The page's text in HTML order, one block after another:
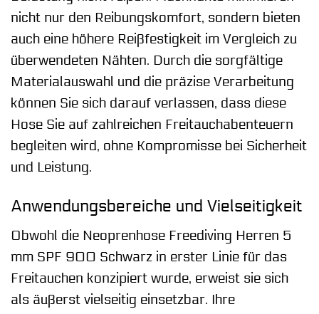
nicht nur den Reibungskomfort, sondern bieten
auch eine höhere Reißfestigkeit im Vergleich zu
überwendeten Nähten. Durch die sorgfältige
Materialauswahl und die präzise Verarbeitung
können Sie sich darauf verlassen, dass diese
Hose Sie auf zahlreichen Freitauchabenteuern
begleiten wird, ohne Kompromisse bei Sicherheit
und Leistung.
Anwendungsbereiche und Vielseitigkeit
Obwohl die Neoprenhose Freediving Herren 5
mm SPF 900 Schwarz in erster Linie für das
Freitauchen konzipiert wurde, erweist sie sich
als äußerst vielseitig einsetzbar. Ihre